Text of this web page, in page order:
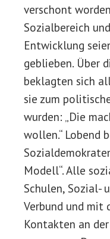
verschont
Sozialbereich
Entwicklung
geblieben. Über
beklagten sich
sie zum
wurden: „Die
wollen.“ Lobend
Modell“. Alle
Schulen, Sozial-
Verbund und mit
Kontakten an